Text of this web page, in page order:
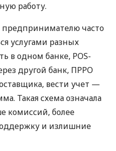
работу.
предпринимателю часто
услугами разных
в одном банке, POS-
другой банк, ПРРО
вести учет —
Такая схема означала
комиссий, более
и излишние